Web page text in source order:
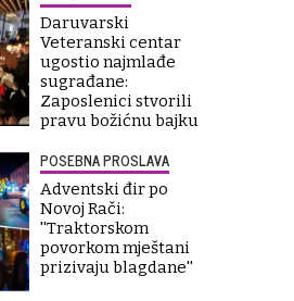
Daruvarski
Veteranski centar
ugostio najmlađe
sugrađane:
Zaposlenici stvorili
pravu božićnu bajku
POSEBNA PROSLAVA
Adventski đir po
Novoj Rači:
''Traktorskom
povorkom mještani
prizivaju blagdane''